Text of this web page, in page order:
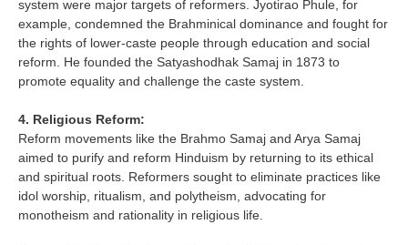
system were major targets of reformers. Jyotirao Phule, for
example, condemned the Brahminical dominance and fought for
the rights of lower-caste people through education and social
reform. He founded the Satyashodhak Samaj in 1873 to
promote equality and challenge the caste system.
4. Religious Reform:
Reform movements like the Brahmo Samaj and Arya Samaj
aimed to purify and reform Hinduism by returning to its ethical
and spiritual roots. Reformers sought to eliminate practices like
idol worship, ritualism, and polytheism, advocating for
monotheism and rationality in religious life.